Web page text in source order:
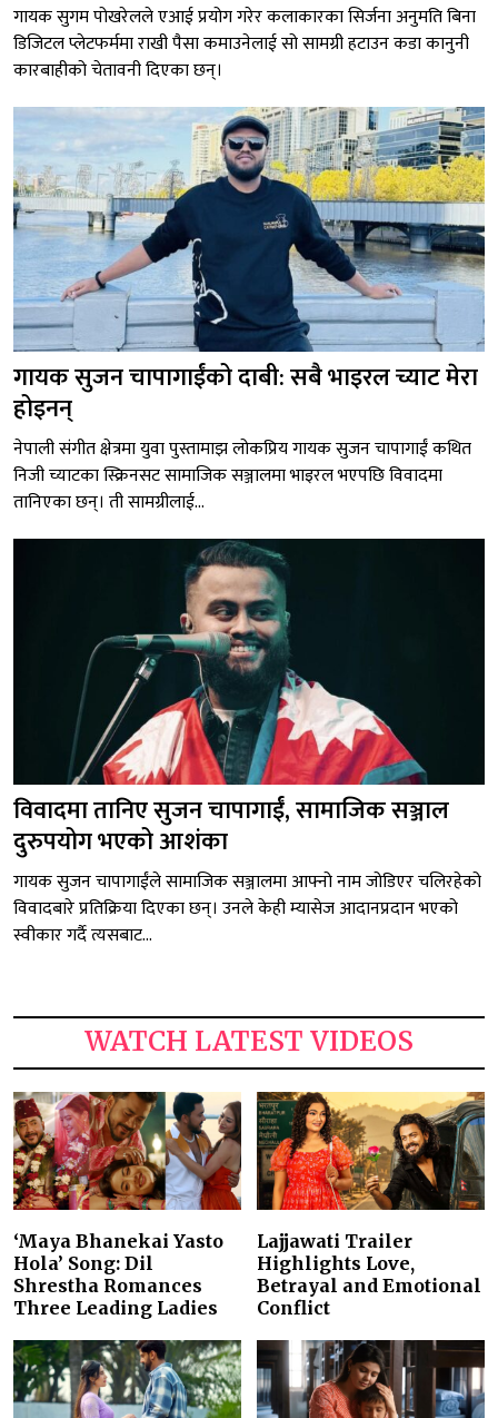
गायक सुगम पोखरेलले एआई प्रयोग गरेर कलाकारका सिर्जना अनुमति बिना
डिजिटल प्लेटफर्ममा राखी पैसा कमाउनेलाई सो सामग्री हटाउन कडा कानुनी
कारबाहीको चेतावनी दिएका छन्।
गायक सुजन चापागाईंको दाबी: सबै भाइरल च्याट मेरा
होइनन्
नेपाली संगीत क्षेत्रमा युवा पुस्तामाझ लोकप्रिय गायक सुजन चापागाईं कथित
निजी च्याटका स्क्रिनसट सामाजिक सञ्जालमा भाइरल भएपछि विवादमा
तानिएका छन्। ती सामग्रीलाई...
विवादमा तानिए सुजन चापागाईं, सामाजिक सञ्जाल
दुरुपयोग भएको आशंका
गायक सुजन चापागाईंले सामाजिक सञ्जालमा आफ्नो नाम जोडिएर चलिरहेको
विवादबारे प्रतिक्रिया दिएका छन्। उनले केही म्यासेज आदानप्रदान भएको
स्वीकार गर्दै त्यसबाट...
WATCH LATEST VIDEOS
‘Maya Bhanekai Yasto
Hola’ Song: Dil
Shrestha Romances
Three Leading Ladies
Lajjawati Trailer
Highlights Love,
Betrayal and Emotional
Conflict